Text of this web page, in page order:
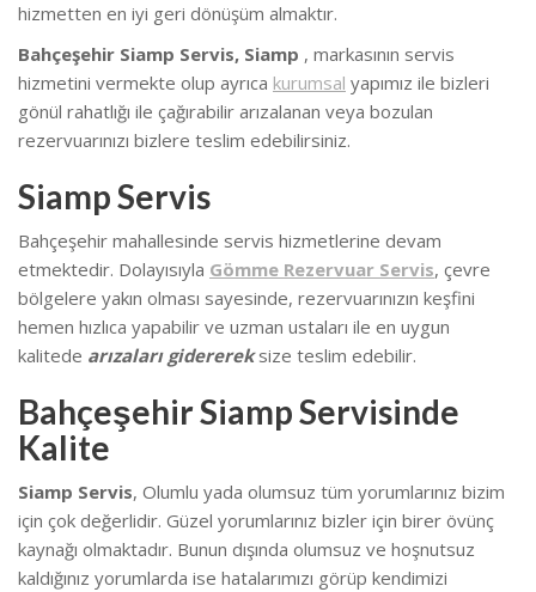
hizmetten en iyi geri dönüşüm almaktır.
Bahçeşehir Siamp Servis, Siamp , markasının servis
hizmetini vermekte olup ayrıca kurumsal yapımız ile bizleri
gönül rahatlığı ile çağırabilir arızalanan veya bozulan
rezervuarınızı bizlere teslim edebilirsiniz.
Siamp Servis
Bahçeşehir mahallesinde servis hizmetlerine devam
etmektedir. Dolayısıyla Gömme Rezervuar Servis, çevre
bölgelere yakın olması sayesinde, rezervuarınızın keşfini
hemen hızlıca yapabilir ve uzman ustaları ile en uygun
kalitede arızaları giderereksize teslim edebilir.
Bahçeşehir Siamp Servisinde
Kalite
Siamp Servis, Olumlu yada olumsuz tüm yorumlarınız bizim
için çok değerlidir. Güzel yorumlarınız bizler için birer övünç
kaynağı olmaktadır. Bunun dışında olumsuz ve hoşnutsuz
kaldığınız yorumlarda ise hatalarımızı görüp kendimizi